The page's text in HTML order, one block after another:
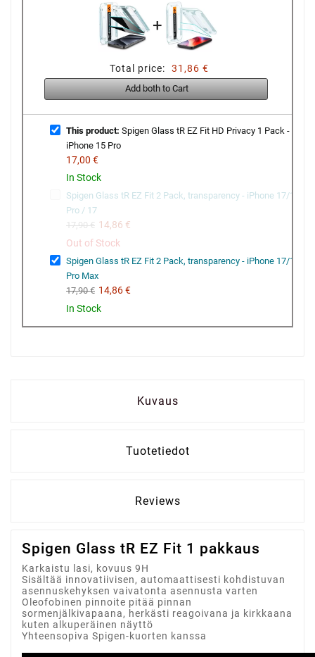
+
Total price: 31,86 €
Add both to Cart
This product: Spigen Glass tR EZ Fit HD Privacy 1 Pack -
iPhone 15 Pro
17,00 €
In Stock
Spigen Glass tR EZ Fit 2 Pack, transparency - iPhone 17/16
Pro / 17
17,90 € 14,86 €
Out of Stock
Spigen Glass tR EZ Fit 2 Pack, transparency - iPhone 17/16
Pro Max
17,90 € 14,86 €
In Stock
Kuvaus
Tuotetiedot
Reviews
Spigen Glass tR EZ Fit 1 pakkaus
Karkaistu lasi, kovuus 9H
Sisältää innovatiivisen, automaattisesti kohdistuvan
asennuskehyksen vaivatonta asennusta varten
Oleofobinen pinnoite pitää pinnan
sormenjälkivapaana, herkästi reagoivana ja kirkkaana
kuten alkuperäinen näyttö
Yhteensopiva Spigen-kuorten kanssa